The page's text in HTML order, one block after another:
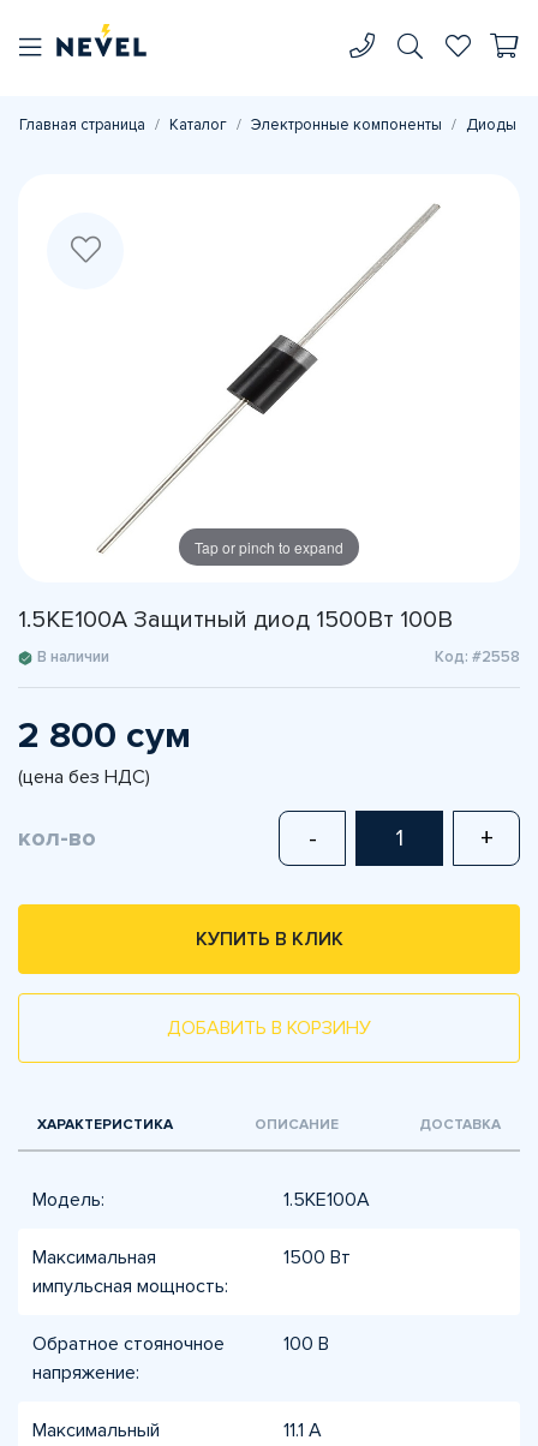
Главная страница Каталог Электронные компоненты Диоды
Tap or pinch to expand
1.5KE100A Защитный диод 1500Вт 100В
В наличии Код: #2558
2 800 сум
(цена без НДС)
кол-во - +
КУПИТЬ В КЛИК
ДОБАВИТЬ В КОРЗИНУ
ХАРАКТЕРИСТИКА ОПИСАНИЕ ДОСТАВКА
Модель: 1.5KE100A
Максимальная
импульсная мощность:
1500 Вт
Обратное стояночное
напряжение:
100 В
Максимальный
11.1 А